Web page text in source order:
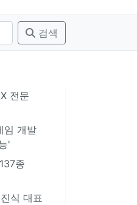
검색
전문
임 개발
'
종
식 대표